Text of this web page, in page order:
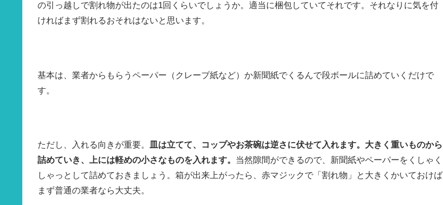
の引っ越しで割れ物が出たのは1回くらいでしょうか。適当に梱包していてそれです。それなりに気を付
ければまず割れるおそれはないと思います。
基本は、業者からもらうペーパー（クレープ紙など）か新聞紙でくるんで段ボールに詰めていくだけで
す。
ただし、入れる向きが重要。 皿は立てて、コップやお茶碗は逆さに伏せて入れます。大きく重いものから
詰めていき、上には軽めの小さなものを入れます。 当然隙間ができるので、新聞紙やペーパーをくしゃく
しゃっとして詰めておきましょう。箱が出来上がったら、赤マジックで「割れ物」と大きくかいておけば
まず普通の業者なら大丈夫。